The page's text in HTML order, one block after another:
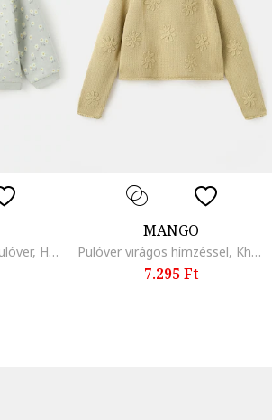
Virágmintás kötött pulóver, Halványzöld
MANGO
Pulóver virágos hímzéssel, Khaki
7.295 Ft